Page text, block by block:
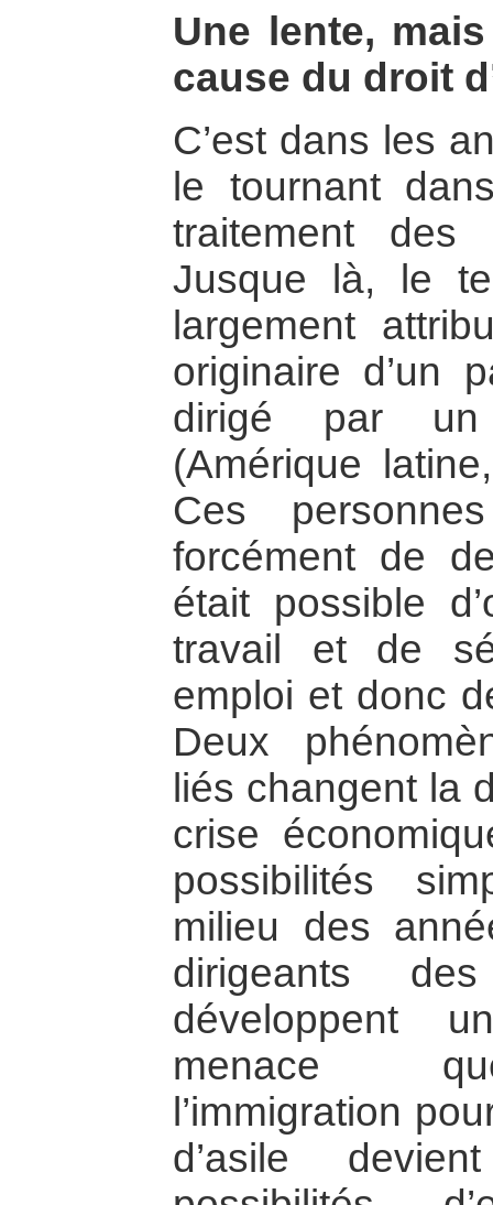
Une lente,
cause du droit
C’est dans les
le tournant
traitement des
Jusque là, le
largement
originaire d’un
dirigé par un
(Amérique
Ces
forcément de
était possible
travail et de
emploi et donc
Deux
liés changent la
crise
possibilités
milieu des
dirigeants
développent
menace
l’immigration
d’asile